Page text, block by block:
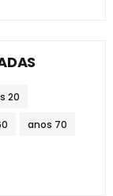
20
anos 70